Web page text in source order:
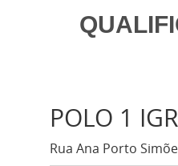
POLO 1
Rua Ana Porto